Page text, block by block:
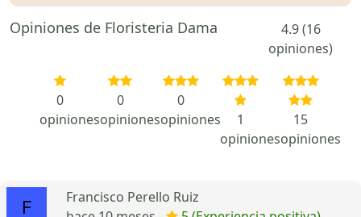
Opiniones de Floristeria Dama
4.9 (16
opiniones)
0
opiniones
0
opiniones
0
opiniones
1
opiniones
15
opiniones
Francisco Perello Ruiz